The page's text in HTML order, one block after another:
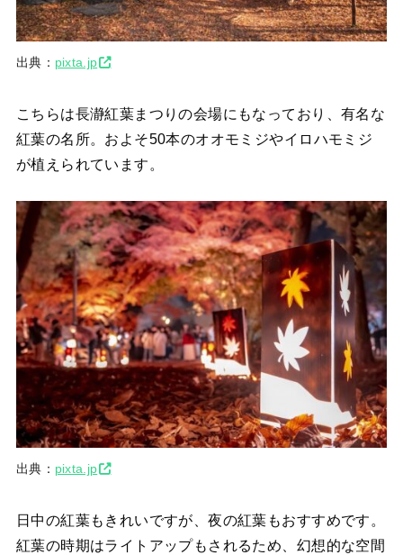
出典： pixta.jp
こちらは長瀞紅葉まつりの会場にもなっており、有名な
紅葉の名所。およそ50本のオオモミジやイロハモミジ
が植えられています。
出典： pixta.jp
日中の紅葉もきれいですが、夜の紅葉もおすすめです。
紅葉の時期はライトアップもされるため、幻想的な空間